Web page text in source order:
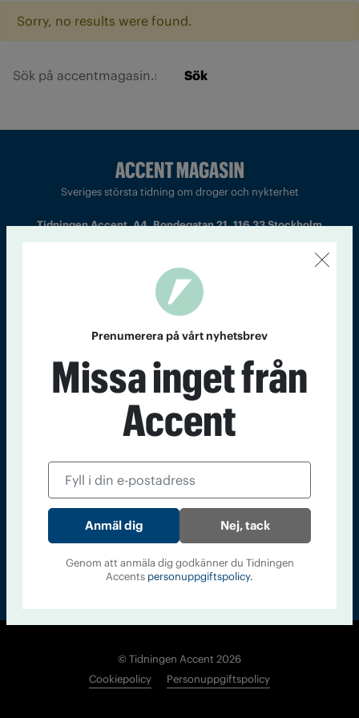
Sorry, no results were found.
Sök
Sveriges största tidning om droger och nykterhet
Tidningen Accent, A4, Bondegatan 21, 116 33 Stockholm
Chefredaktör och ansvarig utgivare: Barbro Janson Lundkvist,
barbro@a4.se.
Kontakt Om Tidningen Tidningsarkiv In English
Läs tidigare
Accent
© Tidningen Accent 2026
Cookiepolicy
Personuppgiftspolicy
Prenumerera på vårt nyhetsbrev
Missa inget från
Accent
Nej, tack
Genom att anmäla dig godkänner du Tidningen
Accents personuppgiftspolicy.